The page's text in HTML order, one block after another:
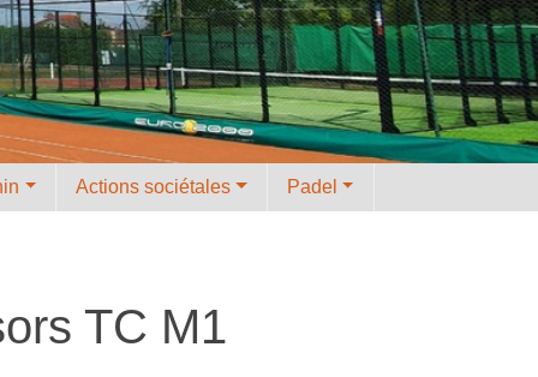
Actions sociétales Padel
TC M1